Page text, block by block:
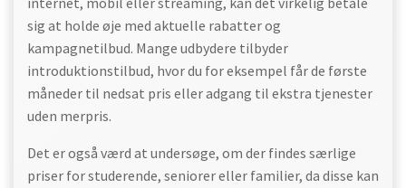
sig at holde øje med aktuelle rabatter og
kampagnetilbud. Mange udbydere tilbyder
introduktionstilbud, hvor du for eksempel får de første
måneder til nedsat pris eller adgang til ekstra tjenester
uden merpris.
Det er også værd at undersøge, om der findes særlige
priser for studerende, seniorer eller familier, da disse kan